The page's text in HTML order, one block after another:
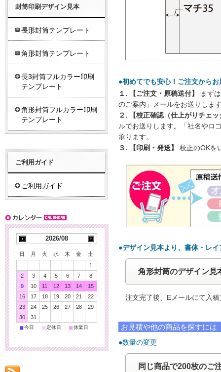
●初めてでも安心！ご注文から
１. 【ご注文・原稿送付】
まず
のご案内」メールをお送りしま
２. 【校正確認（仕上がりチェッ
ルでお送りします。「社名やロ
承ります。
３. 【印刷・発送】 校正のOKを
●デザイン見本より、書体・レ
角形封筒のデザイン見
注文完了後、Eメールにて入
お見積や他の商品を探すには
●数量の変更
同じ商品で200枚のご
封筒印刷デザイン見本
長形封筒テンプレート
角形封筒テンプレート
長3封筒フルカラー印刷
テンプレート
角形封筒フルカラー印刷
テンプレート
ご利用ガイド
ご利用ガイド
2026/08
日 月 火 水 木 金
土
1
2
3 4 5 6 7
8
9
10 11 12 13 14
15
16
17 18 19 20 21
22
23
24 25 26 27 28
29
30
31
■今日 ■ 定休日 ■ 休業日